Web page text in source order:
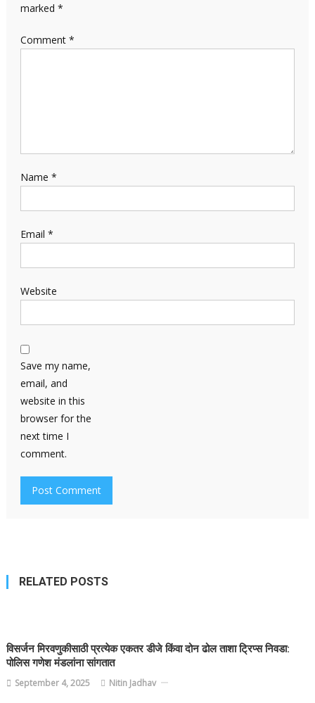
marked *
Comment *
Name *
Email *
Website
Save my name,
email, and
website in this
browser for the
next time I
comment.
RELATED POSTS
विसर्जन मिरवणुकीसाठी प्रत्येक एकतर डीजे किंवा दोन ढोल ताशा ट्रिप्स निवडा:
पोलिस गणेश मंडलांना सांगतात
September 4, 2025 Nitin Jadhav